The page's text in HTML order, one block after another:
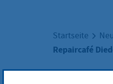
Startseite
Repaircafé